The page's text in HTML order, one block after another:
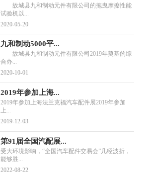
故城县九和制动元件有限公司的拖曳摩擦性能
试验机以...
2020-05-20
九和制动5000平...
故城县九和制动元件有限公司2019年奠基的综
合办...
2020-10-01
2019年参加上海...
2019年参加上海法兰克福汽车配件展2019年参加
上...
2019-12-03
第91届全国汽配展...
受大环境影响，“全国汽车配件交易会”几经波折，
能够胜...
2022-08-22